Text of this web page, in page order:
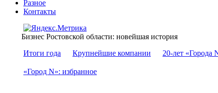
Разное
Контакты
Бизнес Ростовской области: новейшая история
Итоги года
Крупнейшие компании 20-лет «Города
«Город N»: избранное